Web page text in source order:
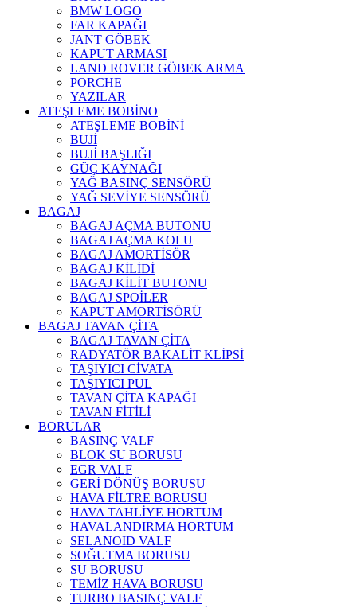
BMW LOGO
FAR KAPAĞI
JANT GÖBEK
KAPUT ARMASI
LAND ROVER GÖBEK ARMA
PORCHE
YAZILAR
ATEŞLEME BOBİNO
ATEŞLEME BOBİNİ
BUJİ
BUJİ BAŞLIĞI
GÜÇ KAYNAĞI
YAĞ BASINÇ SENSÖRÜ
YAĞ SEVİYE SENSÖRÜ
BAGAJ
BAGAJ AÇMA BUTONU
BAGAJ AÇMA KOLU
BAGAJ AMORTİSÖR
BAGAJ KİLİDİ
BAGAJ KİLİT BUTONU
BAGAJ SPOİLER
KAPUT AMORTİSÖRÜ
BAGAJ TAVAN ÇİTA
BAGAJ TAVAN ÇİTA
RADYATÖR BAKALİT KLİPSİ
TAŞIYICI CİVATA
TAŞIYICI PUL
TAVAN ÇİTA KAPAĞI
TAVAN FİTİLİ
BORULAR
BASINÇ VALF
BLOK SU BORUSU
EGR VALF
GERİ DÖNÜŞ BORUSU
HAVA FİLTRE BORUSU
HAVA TAHLİYE HORTUM
HAVALANDIRMA HORTUM
SELANOID VALF
SOĞUTMA BORUSU
SU BORUSU
TEMİZ HAVA BORUSU
TURBO BASINÇ VALF